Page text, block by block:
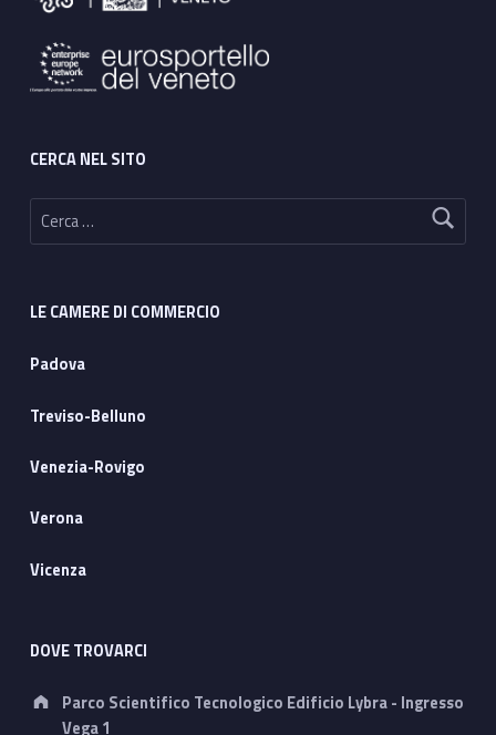
CERCA NEL SITO
Ricerca per:
LE CAMERE DI COMMERCIO
Padova
Treviso-Belluno
Venezia-Rovigo
Verona
Vicenza
DOVE TROVARCI
Address:
Parco Scientifico Tecnologico Edificio Lybra - Ingresso
Vega 1